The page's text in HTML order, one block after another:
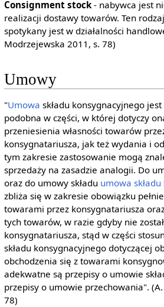
Consignment stock- nabywca jest
realizacji dostawy towarów. Ten
spotykany jest w działalności
Modrzejewska 2011, s. 78)
Umowy
"Umowa składu konsygnacyjnego
podobna w części, w której dotyczy
przeniesienia własności towarów
konsygnatariusza, jak też wydania i
tym zakresie zastosowanie mogą
sprzedaży na zasadzie analogii. Do
oraz do umowy składu umowa składu
zbliża się w zakresie obowiązku
towarami przez konsygnatariusza
tych towarów, w razie gdyby nie
konsygnatariusza, stąd w części
składu konsygnacyjnego dotyczącej
obchodzenia się z towarami
adekwatne są przepisy o umowie
przepisy o umowie przechowania".
78)